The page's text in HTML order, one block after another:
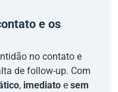
e os
no contato e
de follow-up. Com
, imediato e sem